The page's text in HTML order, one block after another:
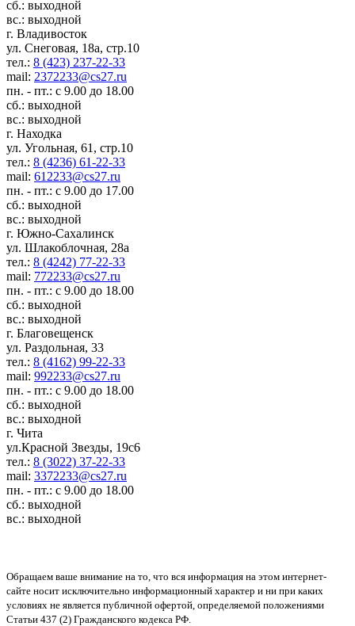
сб.: выходной
вс.: выходной
г. Владивосток
ул. Снеговая, 18а, стр.10
тел.: 8 (423) 237-22-33
mail: 2372233@cs27.ru
пн. - пт.: с 9.00 до 18.00
сб.: выходной
вс.: выходной
г. Находка
ул. Угольная, 61, стр.10
тел.: 8 (4236) 61-22-33
mail: 612233@cs27.ru
пн. - пт.: с 9.00 до 17.00
сб.: выходной
вс.: выходной
г. Южно-Сахалинск
ул. Шлакоблочная, 28а
тел.: 8 (4242) 77-22-33
mail: 772233@cs27.ru
пн. - пт.: с 9.00 до 18.00
сб.: выходной
вс.: выходной
г. Благовещенск
ул. Раздольная, 33
тел.: 8 (4162) 99-22-33
mail: 992233@cs27.ru
пн. - пт.: с 9.00 до 18.00
сб.: выходной
вс.: выходной
г. Чита
ул.Красной Звезды, 19с6
тел.: 8 (3022) 37-22-33
mail: 3372233@cs27.ru
пн. - пт.: с 9.00 до 18.00
сб.: выходной
вс.: выходной
Обращаем ваше внимание на то, что вся информация на этом интернет-
сайте носит исключительно информационный характер и ни при каких
условиях не является публичной офертой, определяемой положениями
Статьи 437 (2) Гражданского кодекса РФ.